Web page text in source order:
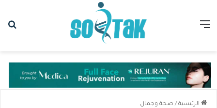
القائمة
الرئيسية / صحة وجمال